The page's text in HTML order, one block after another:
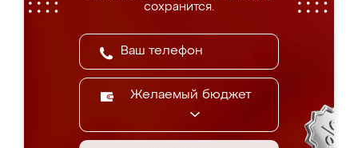
сохранится.
Желаемый бюджет